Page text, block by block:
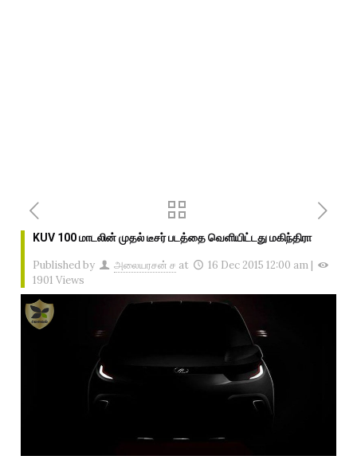
KUV 100 மாடலின் முதல் டீசர் படத்தை வெளியிட்டது மகிந்திரா
Published by அலையரசன் ச at 16 Dec 2015 12:00 am |
1901 Views